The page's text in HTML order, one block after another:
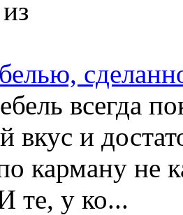
всегда
вкус и
карману не
те, у ко...